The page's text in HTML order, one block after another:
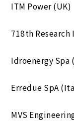
ITM Power (UK)
718th
Idroenergy Spa
Erredue SpA
MVS